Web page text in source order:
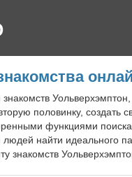
половинку, создать
функциями
найти идеального
знакомств